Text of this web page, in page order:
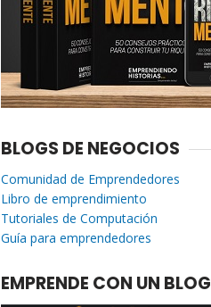
BLOGS DE NEGOCIOS
Comunidad de Emprendedores
Libro de emprendimiento
Tutoriales de Computación
Guía para emprendedores
EMPRENDE CON UN BLOG